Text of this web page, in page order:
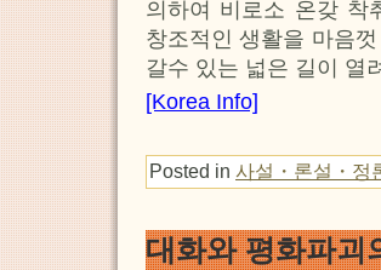
의하여 비로소 온갖 착
창조적인 생활을 마음
갈수 있는 넓은 길이 열
[Korea Info]
Posted in 사설・론설・정
대화와 평화파괴